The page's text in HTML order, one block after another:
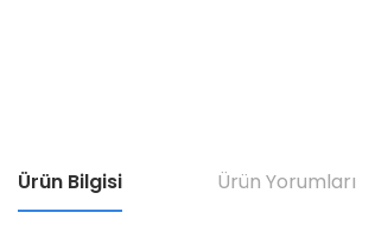
Ürün Bilgisi Ürün Yorumları